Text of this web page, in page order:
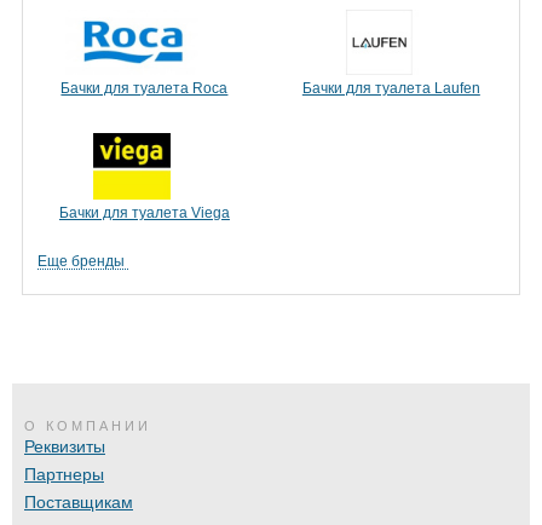
Бачки для туалета Roca Бачки для туалета Laufen
Бачки для туалета Viega
Еще бренды
О КОМПАНИИ
Реквизиты
Партнеры
Поставщикам